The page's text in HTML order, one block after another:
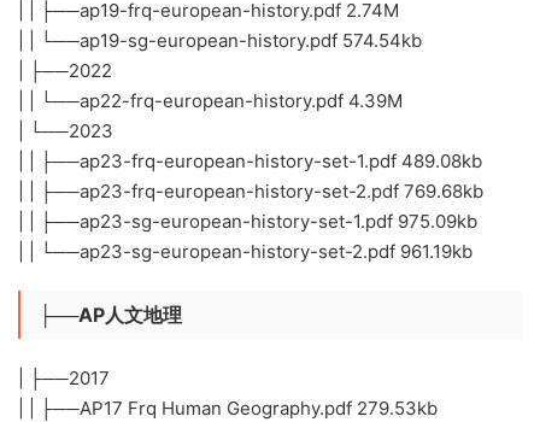
| | ├──ap19-frq-european-history.pdf 2.74M
| | └──ap19-sg-european-history.pdf 574.54kb
| ├──2022
| | └──ap22-frq-european-history.pdf 4.39M
| └──2023
| | ├──ap23-frq-european-history-set-1.pdf 489.08kb
| | ├──ap23-frq-european-history-set-2.pdf 769.68kb
| | ├──ap23-sg-european-history-set-1.pdf 975.09kb
| | └──ap23-sg-european-history-set-2.pdf 961.19kb
├──AP人文地理
| ├──2017
| | ├──AP17 Frq Human Geography.pdf 279.53kb